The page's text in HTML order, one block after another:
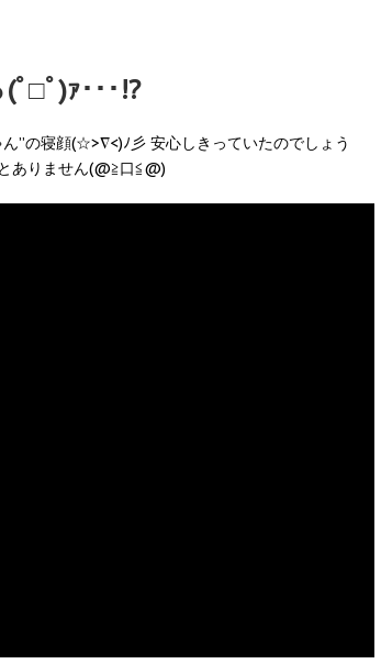
□ﾟ)ｧ･･･!?
”の寝顔(☆>∇<)ﾉ彡 安心しきっていたのでしょう
ありません(@≧口≦@)